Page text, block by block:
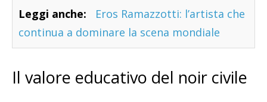
Leggi anche:
Eros Ramazzotti: l’artista che
continua a dominare la scena mondiale
Il valore educativo del noir civile